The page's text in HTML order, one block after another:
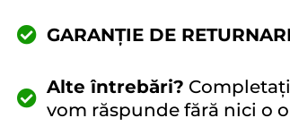
GARANȚIE DE
Alte întrebări?
vom răspunde fără nici o